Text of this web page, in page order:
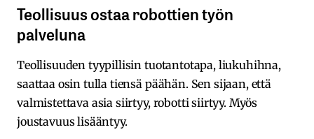
Teollisuus ostaa robottien työn
palveluna
Teollisuuden tyypillisin tuotantotapa, liukuhihna,
saattaa osin tulla tiensä päähän. Sen sijaan, että
valmistettava asia siirtyy, robotti siirtyy. Myös
joustavuus lisääntyy.